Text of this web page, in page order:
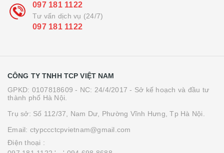
097 181 1122
Tư vấn dịch vụ (24/7)
097 181 1122
CÔNG TY TNHH TCP VIỆT NAM
GPKD: 0107818609 - NC: 24/4/2017 - Sở kế hoạch và đầu tư
thành phố Hà Nội.
Trụ sở: Số 112/37, Nam Dư, Phường Vĩnh Hưng, Tp Hà Nội.
Email: ctypccctcpvietnam@gmail.com
Điện thoại :